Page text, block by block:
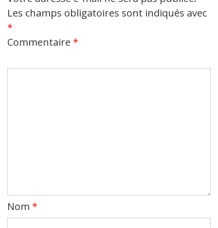
Les champs obligatoires sont indiqués avec
*
Commentaire *
Nom *